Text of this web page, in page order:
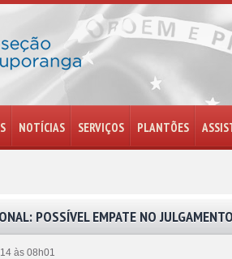
NOTÍCIAS SERVIÇOS PLANTÕES
POSSÍVEL EMPATE NO
às 08h01